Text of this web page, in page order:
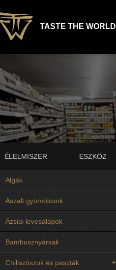
TASTE THE WORLD
ÉLELMISZER ESZKÖZ
Algák
Aszalt gyümölcsök
Ázsiai levesalapok
Bambusznyársak
Chiliszószok és paszták